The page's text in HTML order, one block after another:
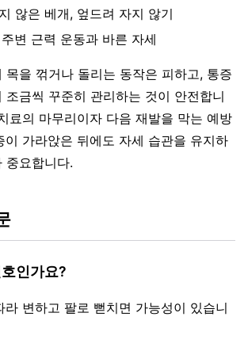
않은 베개, 엎드려 자지 않기
주변 근력 운동과 바른 자세
목을 꺾거나 돌리는 동작은 피하고, 통증
조금씩 꾸준히 관리하는 것이 안전합니
료의 마무리이자 다음 재발을 막는 예방
이 가라앉은 뒤에도 자세 습관을 유지하
중요합니다.
인가요?
라 변하고 팔로 뻗치면 가능성이 있습니